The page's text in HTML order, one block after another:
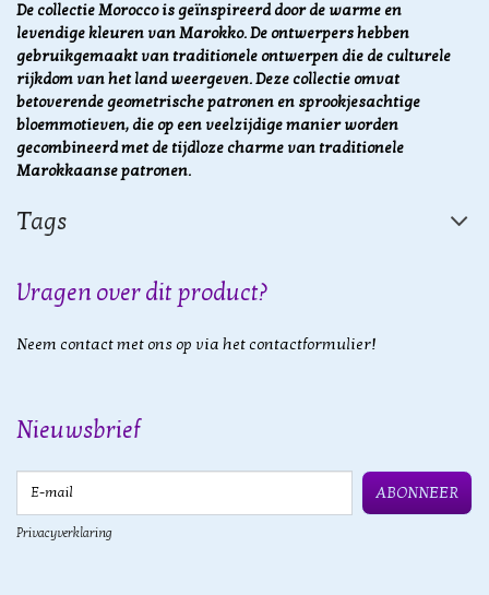
De collectie Morocco is geïnspireerd door de warme en
levendige kleuren van Marokko. De ontwerpers hebben
gebruikgemaakt van traditionele ontwerpen die de culturele
rijkdom van het land weergeven. Deze collectie omvat
betoverende geometrische patronen en sprookjesachtige
bloemmotieven, die op een veelzijdige manier worden
gecombineerd met de tijdloze charme van traditionele
Marokkaanse patronen.
Tags
Vragen over dit product?
Neem contact met ons op via het contactformulier!
Nieuwsbrief
ABONNEER
Privacyverklaring